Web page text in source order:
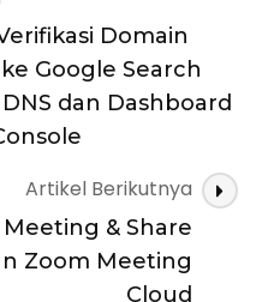
Domain
Google Search
dan Dashboard
Artikel Berikutnya
& Share
Zoom Meeting
Cloud